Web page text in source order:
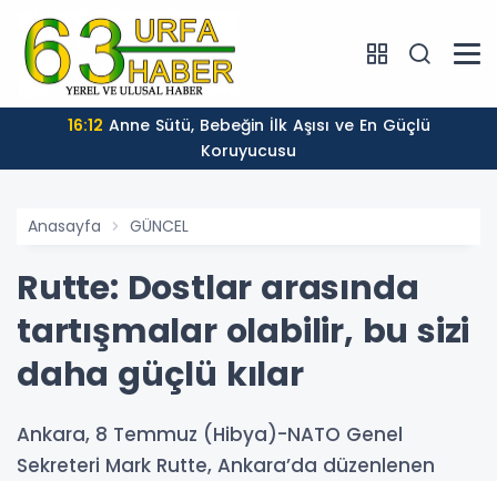
16:12
Koruyucusu
Anasayfa GÜNCEL
Rutte: Dostlar arasında
tartışmalar olabilir, bu sizi
daha güçlü kılar
Ankara, 8 Temmuz (Hibya)-NATO Genel
Sekreteri Mark Rutte, Ankara’da düzenlenen